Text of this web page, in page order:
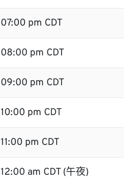
07:00 pm CDT
08:00 pm CDT
09:00 pm CDT
10:00 pm CDT
11:00 pm CDT
12:00 am CDT (午夜)